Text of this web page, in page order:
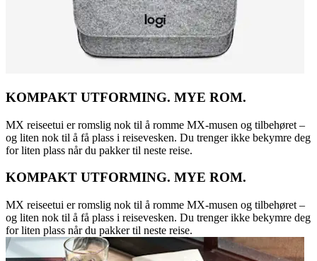
KOMPAKT UTFORMING. MYE ROM.
MX reiseetui er romslig nok til å romme MX-musen og tilbehøret –
og liten nok til å få plass i reisevesken. Du trenger ikke bekymre deg
for liten plass når du pakker til neste reise.
KOMPAKT UTFORMING. MYE ROM.
MX reiseetui er romslig nok til å romme MX-musen og tilbehøret –
og liten nok til å få plass i reisevesken. Du trenger ikke bekymre deg
for liten plass når du pakker til neste reise.